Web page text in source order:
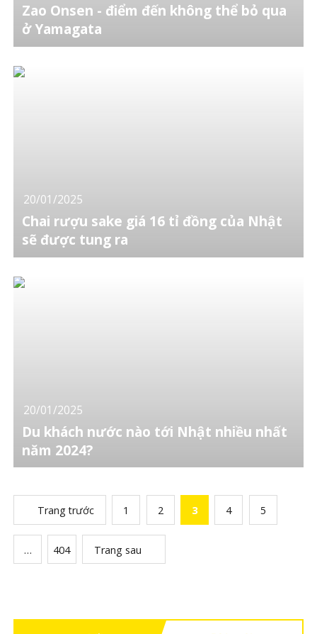
Zao Onsen - điểm đến không thể bỏ qua
ở Yamagata
20/01/2025
Chai rượu sake giá 16 tỉ đồng của Nhật
sẽ được tung ra
20/01/2025
Du khách nước nào tới Nhật nhiều nhất
năm 2024?
Trang trước 1 2 3 4 5
… 404 Trang sau